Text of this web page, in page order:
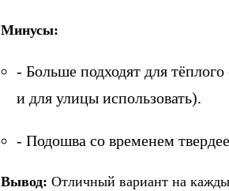
Минусы:
- Больше подходят для
и для улицы использовать).
- Подошва со временем
Вывод: Отличный вариант на